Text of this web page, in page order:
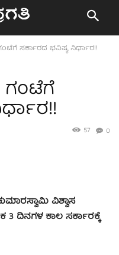
ಗಂಟೆಗೆ ಸರ್ಕಾರದ ಭವಿಷ್ಯ ನಿರ್ಧಾರ!!
ಗಂಟೆಗೆ
0
57
ವಿಶ್ವಾಸ
ದಿನಗಳ ಕಾಲ ಸರ್ಕಾರಕ್ಕೆ